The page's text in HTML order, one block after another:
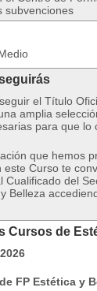
subvenciones
el Título
amplia
para que lo
que hemos
este Curso te
Cualificado del
Belleza
Cursos de
FP Estética y